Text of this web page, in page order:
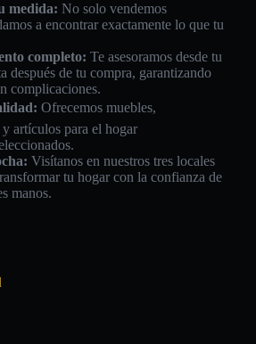
medida: No solo vendemos
a encontrar exactamente lo que tu
completo: Te asesoramos desde tu
después de tu compra, garantizando
complicaciones.
Ofrecemos muebles,
artículos para el hogar
Visítanos en nuestros tres locales
tu hogar con la confianza de
manos.